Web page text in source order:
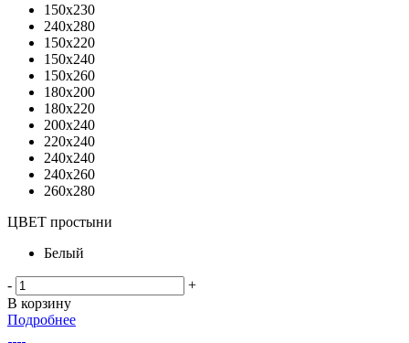
150х230
240х280
150х220
150х240
150х260
180х200
180х220
200х240
220х240
240х240
240х260
260х280
ЦВЕТ простыни
Белый
-
+
В корзину
Подробнее